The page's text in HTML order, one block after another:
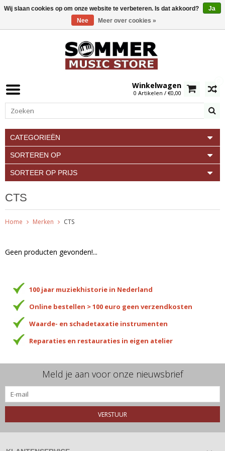
Winkelwagen
0 Artikelen / €0,00
CATEGORIEËN
SORTEREN OP
SORTEER OP PRIJS
CTS
Home Merken CTS
Geen producten gevonden!...
100 jaar muziekhistorie in Nederland
Online bestellen > 100 euro geen verzendkosten
Waarde- en schadetaxatie instrumenten
Reparaties en restauraties in eigen atelier
Meld je aan voor onze nieuwsbrief
VERSTUUR
Wij slaan cookies op om onze website te verbeteren. Is dat akkoord?
Ja
Nee
Meer over cookies »